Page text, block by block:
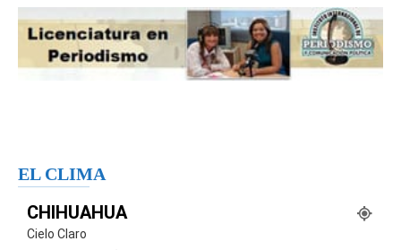
EL CLIMA
CHIHUAHUA
Cielo Claro